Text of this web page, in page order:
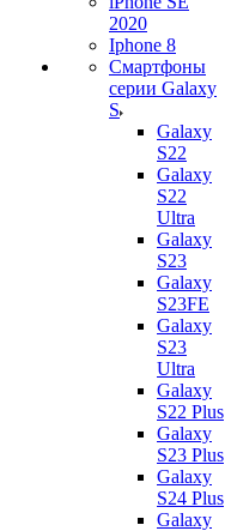
2020
Iphone 8
Смартфоны
серии Galaxy
S
Galaxy
S22
Galaxy
S22
Ultra
Galaxy
S23
Galaxy
S23FE
Galaxy
S23
Ultra
Galaxy
S22 Plus
Galaxy
S23 Plus
Galaxy
S24 Plus
Galaxy